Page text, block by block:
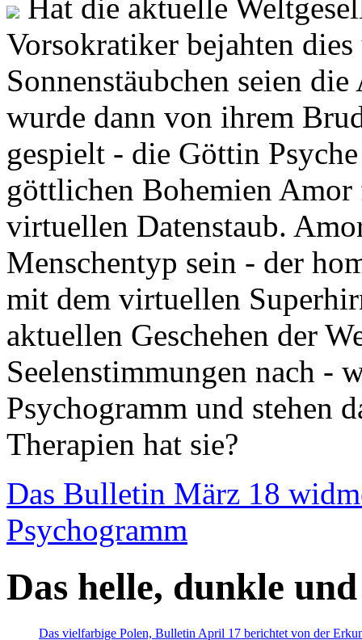
Hat die aktuelle
Vorsokratiker bejahten
Sonnenstäubchen seien
wurde dann von ihrem
gespielt - die Göttin
göttlichen Bohemien
virtuellen Datenstaub.
Menschentyp sein - der
mit dem virtuellen
aktuellen Geschehen der
Seelenstimmungen nach -
Psychogramm und stehen
Therapien hat sie?
Das Bulletin März 18
Psychogramm
Das helle, dunkle
Das vielfarbige Polen, Bulletin April 17 berichtet von der